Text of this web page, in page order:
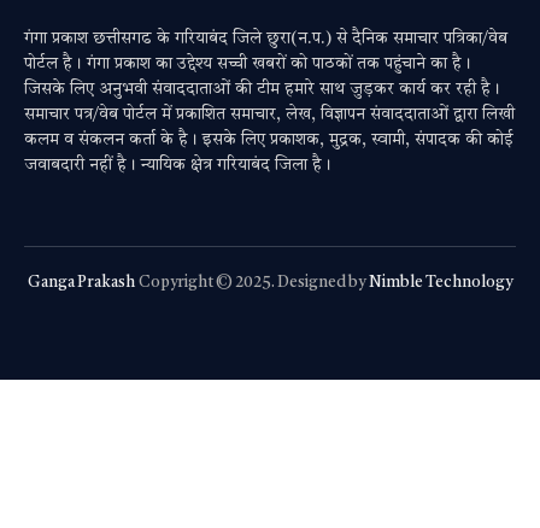
गंगा प्रकाश छत्तीसगढ के गरियाबंद जिले छुरा(न.प.) से दैनिक समाचार पत्रिका/वेब
पोर्टल है। गंगा प्रकाश का उद्देश्य सच्ची खबरों को पाठकों तक पहुंचाने का है।
जिसके लिए अनुभवी संवाददाताओं की टीम हमारे साथ जुड़कर कार्य कर रही है।
समाचार पत्र/वेब पोर्टल में प्रकाशित समाचार, लेख, विज्ञापन संवाददाताओं द्वारा लिखी
कलम व संकलन कर्ता के है। इसके लिए प्रकाशक, मुद्रक, स्वामी, संपादक की कोई
जवाबदारी नहीं है। न्यायिक क्षेत्र गरियाबंद जिला है।
Ganga Prakash Copyright © 2025. Designed byNimble Technology